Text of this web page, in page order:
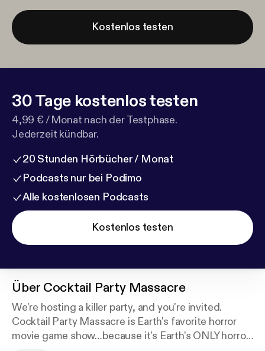
Kostenlos testen
30 Tage kostenlos testen
4,99 € / Monat nach der Testphase.
Jederzeit kündbar.
20 Stunden Hörbücher / Monat
Podcasts nur bei Podimo
Alle kostenlosen Podcasts
Kostenlos testen
Über Cocktail Party Massacre
We're hosting a killer party, and you're invited.
Cocktail Party Massacre is Earth's favorite horror
movie game show…because it's Earth's ONLY horror